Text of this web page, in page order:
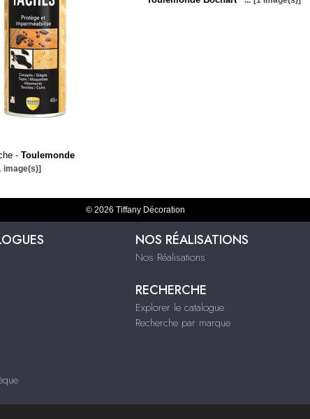
- Toulemonde
image(s)]
© 2026 Tiffany Décoration
NOS RÉALISATIONS
Nos Réalisations
RECHERCHE
Explorer le catalogue
Recherche par marque